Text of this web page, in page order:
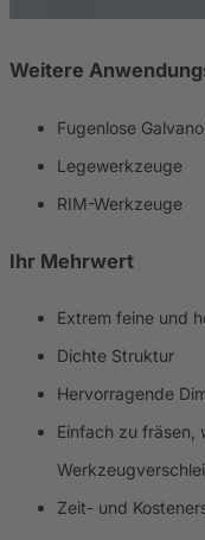
Weitere
Fugenlose
Legewerkzeuge
RIM-Werkzeuge
Ihr Mehrwert
Extrem feine und
Dichte Struktur
Hervorragende
Einfach zu fräsen,
Zeit- und